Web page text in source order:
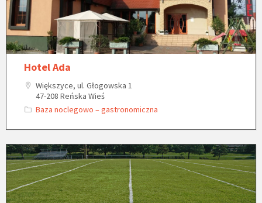
Hotel Ada
Większyce, ul. Głogowska 1
47-208 Reńska Wieś
Baza noclegowo – gastronomiczna